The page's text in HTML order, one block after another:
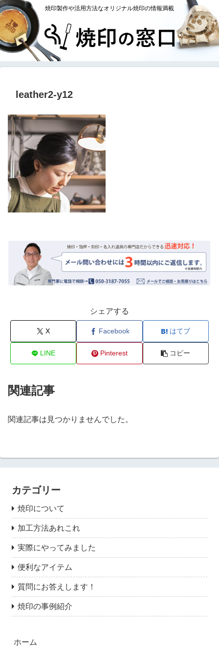
焼印製作や活用方法なオリジナル焼印の情報満載
leather2-y12
シェアする
X Facebook はてブ
LINE Pinterest コピー
関連記事
関連記事は見つかりませんでした。
カテゴリー
焼印について
加工方法あれこれ
実際にやってみました
便利なアイテム
質問にお答えします！
焼印の事例紹介
ホーム